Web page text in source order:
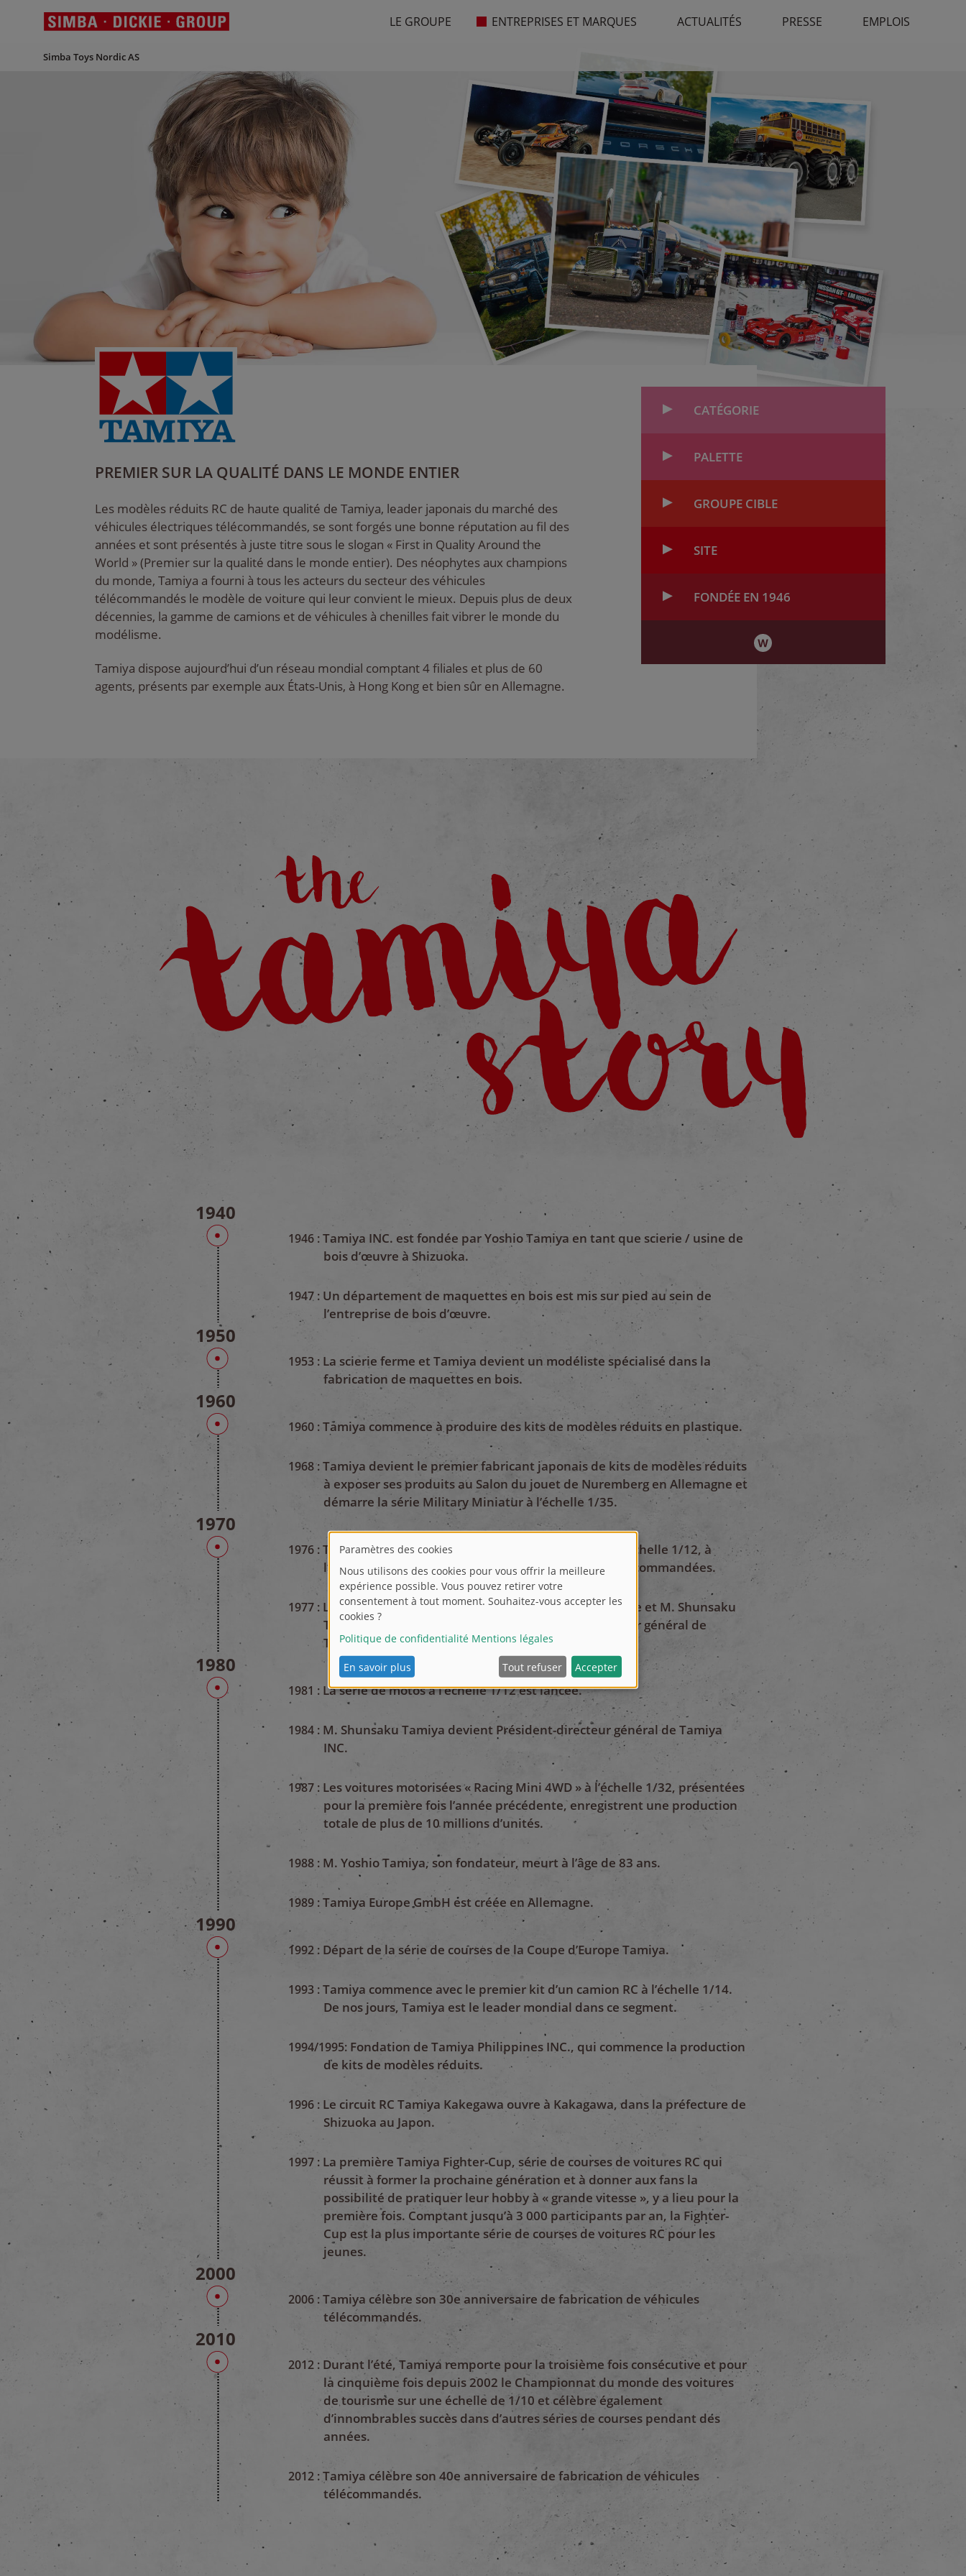
LE GROUPE ENTREPRISES ET MARQUES
Simba Toys Nordic AS
ACTUALITÉS PRESSE EMPLOIS
PREMIER SUR LA QUALITÉ DANS LE MONDE ENTIER
Les modèles réduits RC de haute qualité de Tamiya, leader japonais du marché des
véhicules électriques télécommandés, se sont forgés une bonne réputation au fil des
années et sont présentés à juste titre sous le slogan « First in Quality Around the
World » (Premier sur la qualité dans le monde entier). Des néophytes aux champions
du monde, Tamiya a fourni à tous les acteurs du secteur des véhicules
télécommandés le modèle de voiture qui leur convient le mieux. Depuis plus de deux
décennies, la gamme de camions et de véhicules à chenilles fait vibrer le monde du
modélisme.
Tamiya dispose aujourd’hui d’un réseau mondial comptant 4 filiales et plus de 60
agents, présents par exemple aux États-Unis, à Hong Kong et bien sûr en Allemagne.
CATÉGORIE
PALETTE
GROUPE CIBLE
SITE
FONDÉE EN 1946
1940
1946 :Tamiya INC. est fondée par Yoshio Tamiya en tant que scierie / usine de
bois d’œuvre à Shizuoka.
1947 : Un département de maquettes en bois est mis sur pied au sein de
l’entreprise de bois d’œuvre.
1950
1953 : La scierie ferme et Tamiya devient un modéliste spécialisé dans la
fabrication de maquettes en bois.
1960
1960 :Tamiya commence à produire des kits de modèles réduits en plastique.
1968 :Tamiya devient le premier fabricant japonais de kits de modèles réduits
à exposer ses produits au Salon du jouet de Nuremberg en Allemagne et
démarre la série Military Miniatur à l’échelle 1/35.
1970
1976 :Tamiya lance la Porsche 934 Turbo RC électrique à l’échelle 1/12, à
l’origine de l’essor de la popularité des voitures radiocommandées.
1977 : La série de voitures de sport à l’échelle 1/24 est lancée et M. Shunsaku
Tamiya, fils du fondateur, devient Président-directeur général de
Tamiya Plastic Model Co.
1980
1981 : La série de motos à l’échelle 1/12 est lancée.
1984 : M. Shunsaku Tamiya devient Président-directeur général de Tamiya
INC.
1987 : Les voitures motorisées « Racing Mini 4WD » à l’échelle 1/32, présentées
pour la première fois l’année précédente, enregistrent une production
totale de plus de 10 millions d’unités.
1988 : M. Yoshio Tamiya, son fondateur, meurt à l’âge de 83 ans.
1989 :Tamiya Europe GmbH est créée en Allemagne.
1990
1992 : Départ de la série de courses de la Coupe d’Europe Tamiya.
1993 :Tamiya commence avec le premier kit d’un camion RC à l’échelle 1/14.
De nos jours, Tamiya est le leader mondial dans ce segment.
1994/1995: Fondation de Tamiya Philippines INC., qui commence la production
de kits de modèles réduits.
1996 : Le circuit RC Tamiya Kakegawa ouvre à Kakagawa, dans la préfecture de
Shizuoka au Japon.
1997 : La première Tamiya Fighter-Cup, série de courses de voitures RC qui
réussit à former la prochaine génération et à donner aux fans la
possibilité de pratiquer leur hobby à « grande vitesse », y a lieu pour la
première fois. Comptant jusqu’à 3 000 participants par an, la Fighter-
Cup est la plus importante série de courses de voitures RC pour les
jeunes.
2000
2006 :Tamiya célèbre son 30e anniversaire de fabrication de véhicules
télécommandés.
2010
2012 : Durant l’été, Tamiya remporte pour la troisième fois consécutive et pour
la cinquième fois depuis 2002 le Championnat du monde des voitures
de tourisme sur une échelle de 1/10 et célèbre également
d’innombrables succès dans d’autres séries de courses pendant des
années.
2012 :Tamiya célèbre son 40e anniversaire de fabrication de véhicules
télécommandés.